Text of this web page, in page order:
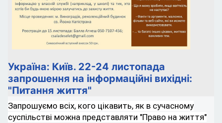
Україна: Київ. 22-24 листопада
запрошення на інформаційні вихідні:
"Питання життя"
Запрошуємо всіх, кого цікавить, як в сучасному
суспільстві можна представляти "Право на життя"